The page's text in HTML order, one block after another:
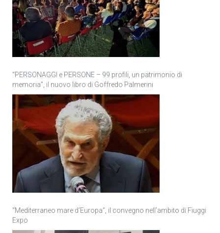
“PERSONAGGI e PERSONE – 99 profili, un patrimonio di
memoria”, il nuovo libro di Goffredo Palmerini
“Mediterraneo mare d’Europa”, il convegno nell’ambito di Fiuggi
Expo